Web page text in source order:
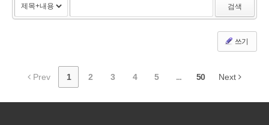
검색
쓰기
Prev 1 2 3 4 5 ... 50 Next